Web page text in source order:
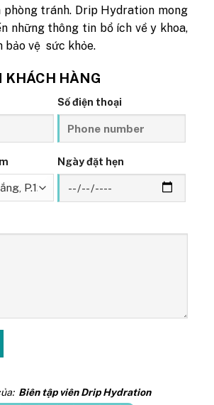
phòng tránh. Drip Hydration mong
những thông tin bổ ích về y khoa,
bảo vệ sức khỏe.
KHÁCH HÀNG
Số điện thoại
Ngày đặt hẹn
Biên tập viên Drip Hydration